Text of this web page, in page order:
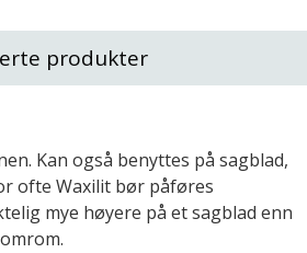
produkter
Kan også benyttes på sagblad,
ofte Waxilit bør påføres
mye høyere på et sagblad enn